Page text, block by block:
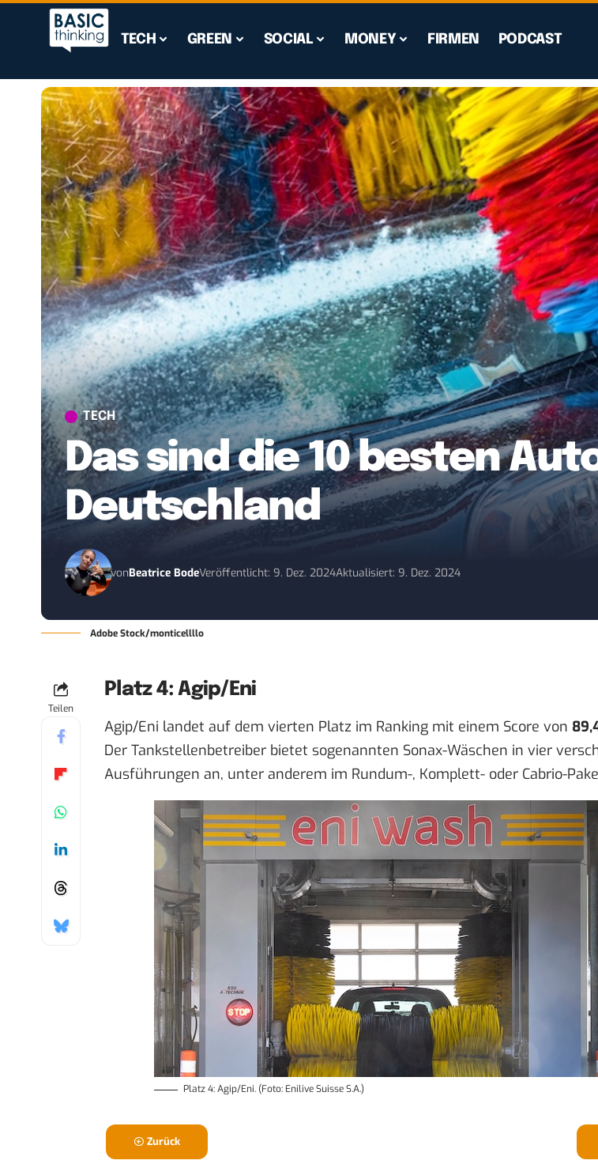
TECH GREEN SOCIAL MONEY FIRMEN PODCAST
TECH
Das sind die 10 besten
Deutschland
vonBeatrice BodeVeröffentlicht: 9. Dez. 2024Aktualisiert: 9. Dez. 2024
Adobe Stock/monticellllo
Teilen
Platz 4: Agip/Eni
Agip/Eni landet auf dem vierten Platz im Ranking mit einem Score von
Der Tankstellenbetreiber bietet sogenannten Sonax-Wäschen in vier
Ausführungen an, unter anderem im Rundum-, Komplett- oder Cabrio-
Platz 4: Agip/Eni. (Foto: Enilive Suisse S.A.)
Zurück